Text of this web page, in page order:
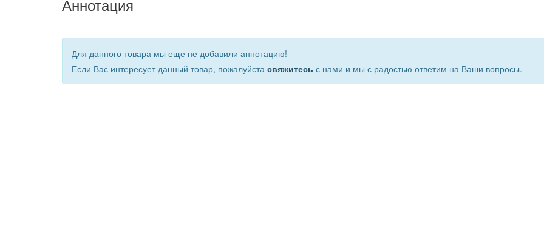
Аннотация
Для данного товара мы еще не добавили аннотацию!
Если Вас интересует данный товар, пожалуйста свяжитесь с нами и мы с радостью ответим на Ваши вопросы.